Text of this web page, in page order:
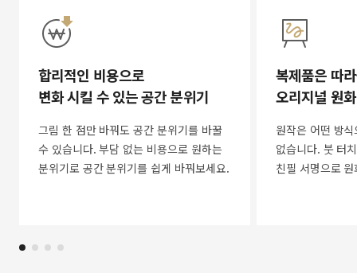
합리적인 비용으로
변화 시킬 수 있는 공간 분위기
그림 한 점만 바꿔도 공간 분위기를 바꿀
수 있습니다. 부담 없는 비용으로 원하는
분위기로 공간 분위기를 쉽게 바꿔보세요.
복제품은 따
오리지널 원
원작은 어떤 방
없습니다. 붓 터
친필 서명으로